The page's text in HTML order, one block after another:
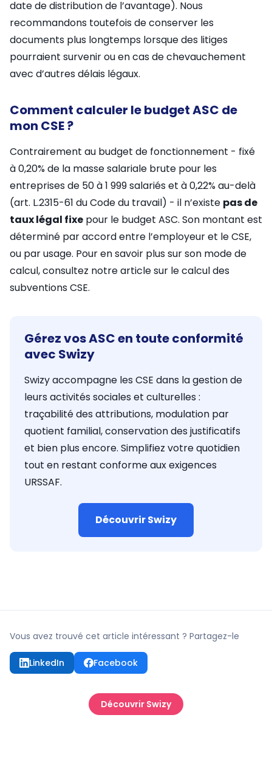
date de distribution de l’avantage). Nous
recommandons toutefois de conserver les
documents plus longtemps lorsque des litiges
pourraient survenir ou en cas de chevauchement
avec d’autres délais légaux.
Comment calculer le budget ASC de
mon CSE ?
Contrairement au budget de fonctionnement - fixé
à 0,20% de la masse salariale brute pour les
entreprises de 50 à 1 999 salariés et à 0,22% au-delà
(art. L.2315-61 du Code du travail) - il n’existe pas de
taux légal fixe pour le budget ASC. Son montant est
déterminé par accord entre l’employeur et le CSE,
ou par usage. Pour en savoir plus sur son mode de
calcul, consultez notre article sur le calcul des
subventions CSE.
Gérez vos ASC en toute conformité
avec Swizy
Swizy accompagne les CSE dans la gestion de
leurs activités sociales et culturelles :
traçabilité des attributions, modulation par
quotient familial, conservation des justificatifs
et bien plus encore. Simplifiez votre quotidien
tout en restant conforme aux exigences
URSSAF.
Découvrir Swizy
Vous avez trouvé cet article intéressant ? Partagez-le
LinkedIn Facebook
Découvrir Swizy